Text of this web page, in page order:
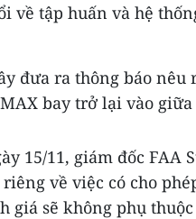
về tập huấn và hệ
đưa ra thông báo nêu
bay trở lại vào
15/11, giám đốc FAA
về việc có cho
giá sẽ không phụ